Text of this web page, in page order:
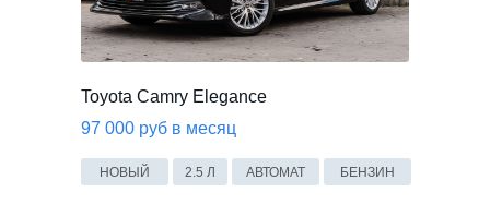
Toyota Camry Elegance
97 000 руб в месяц
2.5 Л АВТОМАТ БЕНЗИН
НОВЫЙ